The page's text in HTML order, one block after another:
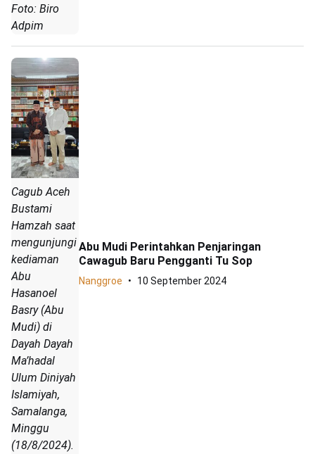
Foto: Biro
Adpim
Cagub Aceh
Bustami
Hamzah saat
mengunjungi
kediaman
Abu
Hasanoel
Basry (Abu
Mudi) di
Dayah Dayah
Ma’hadal
Ulum Diniyah
Islamiyah,
Samalanga,
Minggu
(18/8/2024).
Abu Mudi Perintahkan Penjaringan
Cawagub Baru Pengganti Tu Sop
Nanggroe 10 September 2024